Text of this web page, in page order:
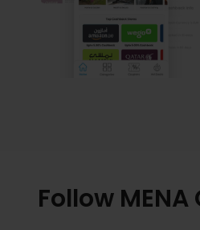
Follow